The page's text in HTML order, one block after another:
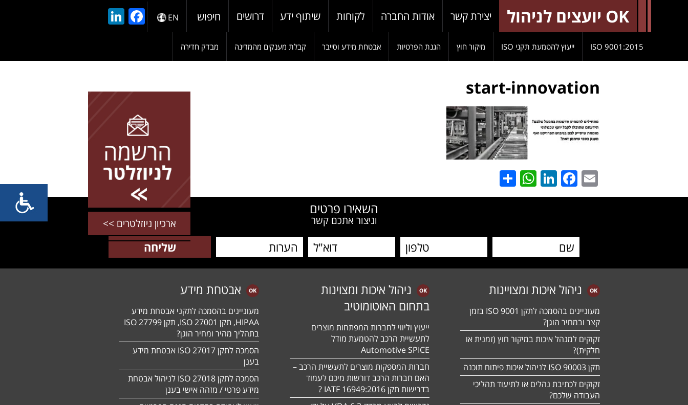
OK יועצים לניהול יצירת קשר אודות החברה לקוחות שיתוף ידע דרושים חיפוש EN
Facebook
9001:2015 ISO ייעוץ להטמעת תקני ISO מיקור חוץ הגנת הפרטיות אבטחת מידע וסייבר קבלת מענקים מהמדינה מבדק חדירה
start-innovation
Email
Facebook
LinkedIn
WhatsApp
ארכיון ניוזלטרים >>
השאירו פרטים
וניצור אתכם קשר
ניהול איכות ומצויינות
מעוניינים בהסמכה לתקן ISO 9001 בזמן
קצר ובמחיר הוגן?
זקוקים למנהל איכות במיקור חוץ (זמנית או
חלקית)?
תקן ISO 90003 לניהול איכות פיתוח תוכנה
זקוקים לכתיבת נהלים או לתיעוד תהליכי
העבודה שלכם?
ניהול איכות ומצוינות
בתחום האוטומוטיב
ייעוץ וליווי לחברות המפתחות מוצרים
לתעשיית הרכב להטמעת מודל
Automotive SPICE
חברות המספקות מוצרים לתעשיית הרכב –
האם חברות הרכב דורשות מיכם לעמוד
בדרישות תקן 16949:2016 IATF ?
אבטחת מידע
מעוניינים בהסמכה לתקני אבטחת מידע
בתהליך מהיר ומחיר הוגן?
הסמכה לתקן 27017 ISO אבטחת מידע
בענן
הסמכה לתקן ISO 27018 לניהול אבטחת
מידע פרטי / מזהה אישי בענן